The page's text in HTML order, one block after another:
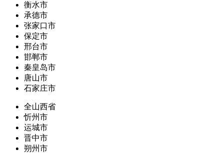
衡水市
承德市
张家口市
保定市
邢台市
邯郸市
秦皇岛市
唐山市
石家庄市
全山西省
忻州市
运城市
晋中市
朔州市